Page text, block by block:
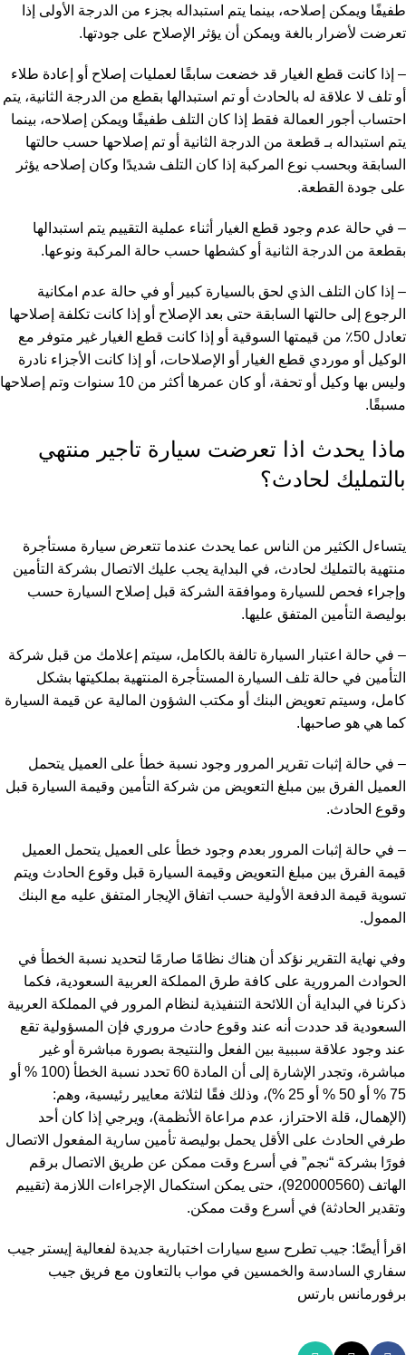
طفيفًا ويمكن إصلاحه، بينما يتم استبداله بجزء من الدرجة الأولى إذا
تعرضت لأضرار بالغة ويمكن أن يؤثر الإصلاح على جودتها.
– إذا كانت قطع الغيار قد خضعت سابقًا لعمليات إصلاح أو إعادة طلاء
أو تلف لا علاقة له بالحادث أو تم استبدالها بقطع من الدرجة الثانية، يتم
احتساب أجور العمالة فقط إذا كان التلف طفيفًا ويمكن إصلاحه، بينما
يتم استبداله بـ قطعة من الدرجة الثانية أو تم إصلاحها حسب حالتها
السابقة وبحسب نوع المركبة إذا كان التلف شديدًا وكان إصلاحه يؤثر
على جودة القطعة.
– في حالة عدم وجود قطع الغيار أثناء عملية التقييم يتم استبدالها
بقطعة من الدرجة الثانية أو كشطها حسب حالة المركبة ونوعها.
– إذا كان التلف الذي لحق بالسيارة كبير أو في حالة عدم امكانية
الرجوع إلى حالتها السابقة حتى بعد الإصلاح أو إذا كانت تكلفة إصلاحها
تعادل 50٪ من قيمتها السوقية أو إذا كانت قطع الغيار غير متوفر مع
الوكيل أو موردي قطع الغيار أو الإصلاحات، أو إذا كانت الأجزاء نادرة
وليس بها وكيل أو تحفة، أو كان عمرها أكثر من 10 سنوات وتم إصلاحها
مسبقًا.
ماذا يحدث اذا تعرضت سيارة تاجير منتهي
بالتمليك لحادث؟
يتساءل الكثير من الناس عما يحدث عندما تتعرض سيارة مستأجرة
منتهية بالتمليك لحادث، في البداية يجب عليك الاتصال بشركة التأمين
وإجراء فحص للسيارة وموافقة الشركة قبل إصلاح السيارة حسب
بوليصة التأمين المتفق عليها.
– في حالة اعتبار السيارة تالفة بالكامل، سيتم إعلامك من قبل شركة
التأمين في حالة تلف السيارة المستأجرة المنتهية بملكيتها بشكل
كامل، وسيتم تعويض البنك أو مكتب الشؤون المالية عن قيمة السيارة
كما هي هو صاحبها.
– في حالة إثبات تقرير المرور وجود نسبة خطأ على العميل يتحمل
العميل الفرق بين مبلغ التعويض من شركة التأمين وقيمة السيارة قبل
وقوع الحادث.
– في حالة إثبات المرور بعدم وجود خطأ على العميل يتحمل العميل
قيمة الفرق بين مبلغ التعويض وقيمة السيارة قبل وقوع الحادث ويتم
تسوية قيمة الدفعة الأولية حسب اتفاق الإيجار المتفق عليه مع البنك
الممول.
وفي نهاية التقرير نؤكد أن هناك نظامًا صارمًا لتحديد نسبة الخطأ في
الحوادث المرورية على كافة طرق المملكة العربية السعودية، فكما
ذكرنا في البداية أن اللائحة التنفيذية لنظام المرور في المملكة العربية
السعودية قد حددت أنه عند وقوع حادث مروري فإن المسؤولية تقع
عند وجود علاقة سببية بين الفعل ‏والنتيجة بصورة مباشرة أو غير
مباشرة، وتجدر الإشارة إلى أن المادة 60 تحدد نسبة الخطأ (100 % أو
75 % أو 50 % أو ‏‏25 %)، وذلك فقًا لثلاثة معايير رئيسية، وهم:
(الإهمال، قلة الاحتراز، عدم ‏مراعاة الأنظمة)، ويرجي إذا كان أحد
طرفي الحادث على الأقل يحمل بوليصة تأمين سارية المفعول الاتصال
فورًا بشركة “نجم” في أسرع وقت ممكن عن طريق الاتصال برقم
الهاتف (920000560)، حتى يمكن استكمال الإجراءات اللازمة (تقييم
وتقدير الحادثة) في أسرع وقت ممكن.
اقرأ أيضًا: جيب تطرح سبع سيارات اختبارية جديدة لفعالية إيستر جيب
سفاري السادسة والخمسين في مواب بالتعاون مع فريق جيب
برفورمانس بارتس